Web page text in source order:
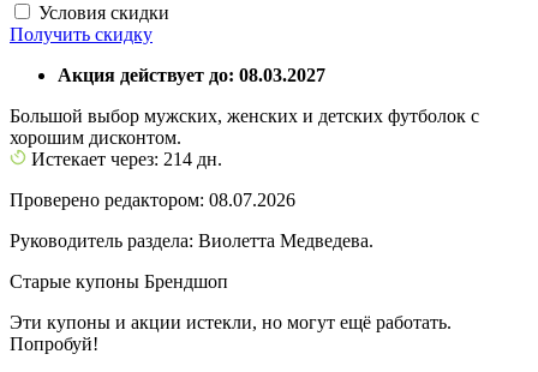
Условия скидки
Получить скидку
Акция действует до: 08.03.2027
Большой выбор мужских, женских и детских футболок с
хорошим дисконтом.
Истекает через: 214 дн.
Проверено редактором: 08.07.2026
Руководитель раздела: Виолетта Медведева.
Старые купоны Брендшоп
Эти купоны и акции истекли, но могут ещё работать.
Попробуй!